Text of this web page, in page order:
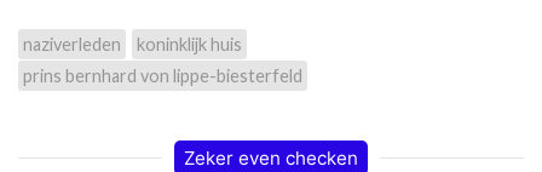
naziverleden
koninklijk huis
prins bernhard von lippe-biesterfeld
Zeker even checken